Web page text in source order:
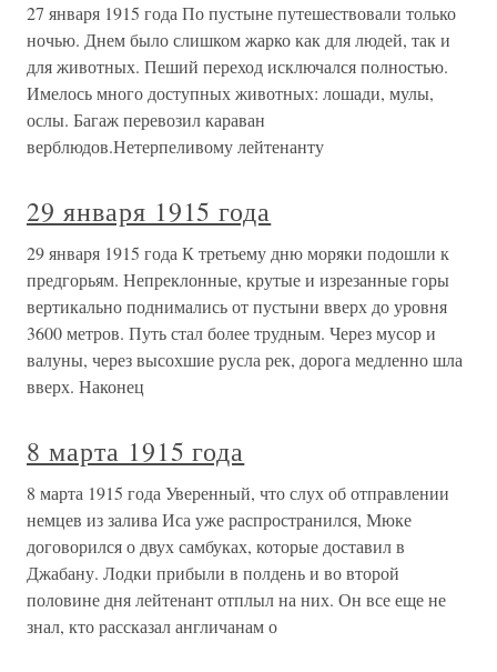
27 января 1915 года По пустыне путешествовали только
ночью. Днем было слишком жарко как для людей, так и
для животных. Пеший переход исключался полностью.
Имелось много доступных животных: лошади, мулы,
ослы. Багаж перевозил караван
верблюдов.Нетерпеливому лейтенанту
29 января 1915 года
29 января 1915 года К третьему дню моряки подошли к
предгорьям. Непреклонные, крутые и изрезанные горы
вертикально поднимались от пустыни вверх до уровня
3600 метров. Путь стал более трудным. Через мусор и
валуны, через высохшие русла рек, дорога медленно шла
вверх. Наконец
8 марта 1915 года
8 марта 1915 года Уверенный, что слух об отправлении
немцев из залива Иса уже распространился, Мюке
договорился о двух самбуках, которые доставил в
Джабану. Лодки прибыли в полдень и во второй
половине дня лейтенант отплыл на них. Он все еще не
знал, кто рассказал англичанам о